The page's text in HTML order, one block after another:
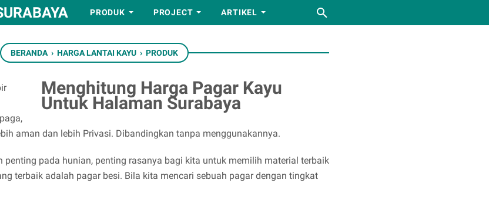
PRODUK PROJECT ARTIKEL
BERANDA › HARGA LANTAI KAYU › PRODUK
Menghitung Harga Pagar Kayu
Untuk Halaman Surabaya
aman dan lebih Privasi. Dibandingkan tanpa menggunakannya.
penting pada hunian, penting rasanya bagi kita untuk memilih material terbaik
terbaik adalah pagar besi. Bila kita mencari sebuah pagar dengan tingkat